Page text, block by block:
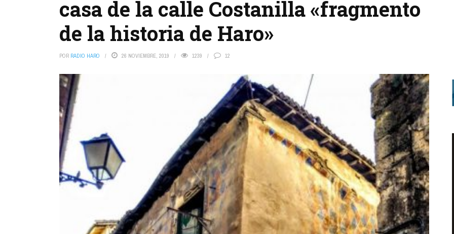
casa de la calle Costanilla «fragmento
de la historia de Haro»
POR RADIO HARO 26 NOVIEMBRE, 2019 1239 12